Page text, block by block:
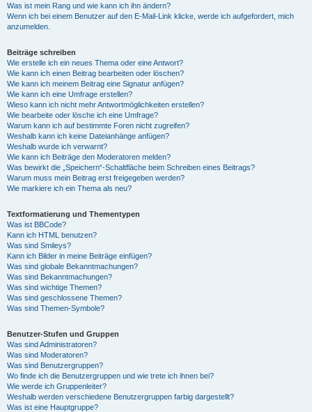
Was ist mein Rang und wie kann ich ihn ändern?
Wenn ich bei einem Benutzer auf den E-Mail-Link klicke, werde ich aufgefordert, mich
anzumelden.
Beiträge schreiben
Wie erstelle ich ein neues Thema oder eine Antwort?
Wie kann ich einen Beitrag bearbeiten oder löschen?
Wie kann ich meinem Beitrag eine Signatur anfügen?
Wie kann ich eine Umfrage erstellen?
Wieso kann ich nicht mehr Antwortmöglichkeiten erstellen?
Wie bearbeite oder lösche ich eine Umfrage?
Warum kann ich auf bestimmte Foren nicht zugreifen?
Weshalb kann ich keine Dateianhänge anfügen?
Weshalb wurde ich verwarnt?
Wie kann ich Beiträge den Moderatoren melden?
Was bewirkt die „Speichern“-Schaltfläche beim Schreiben eines Beitrags?
Warum muss mein Beitrag erst freigegeben werden?
Wie markiere ich ein Thema als neu?
Textformatierung und Thementypen
Was ist BBCode?
Kann ich HTML benutzen?
Was sind Smileys?
Kann ich Bilder in meine Beiträge einfügen?
Was sind globale Bekanntmachungen?
Was sind Bekanntmachungen?
Was sind wichtige Themen?
Was sind geschlossene Themen?
Was sind Themen-Symbole?
Benutzer-Stufen und Gruppen
Was sind Administratoren?
Was sind Moderatoren?
Was sind Benutzergruppen?
Wo finde ich die Benutzergruppen und wie trete ich ihnen bei?
Wie werde ich Gruppenleiter?
Weshalb werden verschiedene Benutzergruppen farbig dargestellt?
Was ist eine Hauptgruppe?